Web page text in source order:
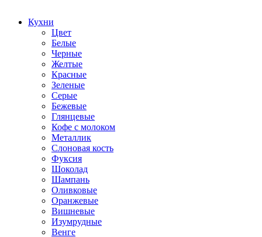
Кухни
Цвет
Белые
Черные
Желтые
Красные
Зеленые
Серые
Бежевые
Глянцевые
Кофе с молоком
Металлик
Слоновая кость
Фуксия
Шоколад
Шампань
Оливковые
Оранжевые
Вишневые
Изумрудные
Венге